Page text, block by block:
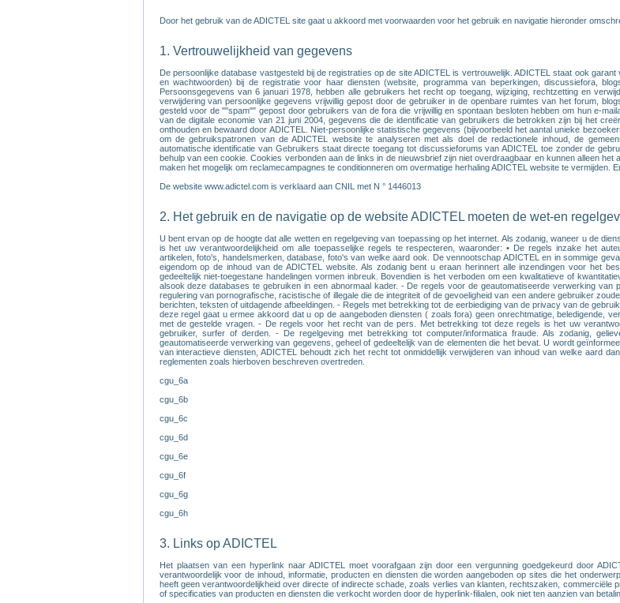
Door het gebruik van de ADICTEL site gaat u akkoord met voorwaarden voor het gebruik en navigatie hieronder
1. Vertrouwelijkheid van gegevens
De persoonlijke database vastgesteld bij de registraties op de site ADICTEL is vertrouwelijk. ADICTEL staat ook
en wachtwoorden) bij de registratie voor haar diensten (website, programma van beperkingen, discussiefora,
Persoonsgegevens van 6 januari 1978, hebben alle gebruikers het recht op toegang, wijziging, rechtzetting en
verwijdering van persoonlijke gegevens vrijwillig gepost door de gebruiker in de openbare ruimtes van het forum,
gesteld voor de ""spam"" gepost door gebruikers van de fora die vrijwillig en spontaan besloten hebben om hun e-
van de digitale economie van 21 juni 2004, gegevens die de identificatie van gebruikers die betrokken zijn bij het
onthouden en bewaard door ADICTEL. Niet-persoonlijke statistische gegevens (bijvoorbeeld het aantal unieke
om de gebruikspatronen van de ADICTEL website te analyseren met als doel de redactionele inhoud, de
automatische identificatie van Gebruikers staat directe toegang tot discussieforums van ADICTEL toe zonder de
behulp van een cookie. Cookies verbonden aan de links in de nieuwsbrief zijn niet overdraagbaar en kunnen alleen
maken het mogelijk om reclamecampagnes te conditionneren om overmatige herhaling ADICTEL website te vermijden.
De website www.adictel.com is verklaard aan CNIL met N ° 1446013
2. Het gebruik en de navigatie op de website ADICTEL moeten de wet-en
U bent ervan op de hoogte dat alle wetten en regelgeving van toepassing op het internet. Als zodanig, waneer u de
is het uw verantwoordelijkheid om alle toepasselijke regels te respecteren, waaronder: • De regels inzake het
artikelen, foto's, handelsmerken, database, foto's van welke aard ook. De vennootschap ADICTEL en in sommige
eigendom op de inhoud van de ADICTEL website. Als zodanig bent u eraan herinnert alle inzendingen voor het
gedeeltelijk niet-toegestane handelingen vormen inbreuk. Bovendien is het verboden om een kwalitatieve of
alsook deze databases te gebruiken in een abnormaal kader. - De regels voor de geautomatiseerde verwerking
regulering van pornografische, racistische of illegale die de integriteit of de gevoeligheid van een andere gebruiker
berichten, teksten of uitdagende afbeeldingen. - Regels met betrekking tot de eerbiediging van de privacy van de
deze regel gaat u ermee akkoord dat u op de aangeboden diensten ( zoals fora) geen onrechtmatige, beledigende,
met de gestelde vragen. - De regels voor het recht van de pers. Met betrekking tot deze regels is het uw
gebruiker, surfer of derden. - De regelgeving met betrekking tot computer/informatica fraude. Als zodanig,
geautomatiseerde verwerking van gegevens, geheel of gedeeltelijk van de elementen die het bevat. U wordt
van interactieve diensten, ADICTEL behoudt zich het recht tot onmiddellijk verwijderen van inhoud van welke aard
reglementen zoals hierboven beschreven overtreden.
cgu_6a
cgu_6b
cgu_6c
cgu_6d
cgu_6e
cgu_6f
cgu_6g
cgu_6h
3. Links op ADICTEL
Het plaatsen van een hyperlink naar ADICTEL moet voorafgaan zijn door een vergunning goedgekeurd door
verantwoordelijk voor de inhoud, informatie, producten en diensten die worden aangeboden op sites die het
heeft geen verantwoordelijkheid over directe of indirecte schade, zoals verlies van klanten, rechtszaken, commerciële
of specificaties van producten en diensten die verkocht worden door de hyperlink-filialen, ook niet ten aanzien van